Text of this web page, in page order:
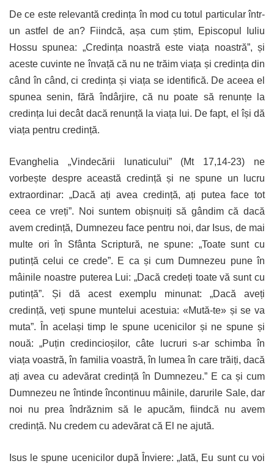
De ce este relevantă credința în mod cu totul particular într-
un astfel de an? Fiindcă, așa cum știm, Episcopul Iuliu
Hossu spunea: „Credința noastră este viața noastră”, și
aceste cuvinte ne învață că nu ne trăim viața și credința din
când în când, ci credința și viața se identifică. De aceea el
spunea senin, fără îndârjire, că nu poate să renunțe la
credința lui decât dacă renunță la viața lui. De fapt, el își dă
viața pentru credință.
Evanghelia „Vindecării lunaticului” (Mt 17,14-23) ne
vorbește despre această credință și ne spune un lucru
extraordinar: „Dacă ați avea credință, ați putea face tot
ceea ce vreți”. Noi suntem obișnuiți să gândim că dacă
avem credință, Dumnezeu face pentru noi, dar Isus, de mai
multe ori în Sfânta Scriptură, ne spune: „Toate sunt cu
putință celui ce crede”. E ca și cum Dumnezeu pune în
mâinile noastre puterea Lui: „Dacă credeți toate vă sunt cu
putință”. Și dă acest exemplu minunat: „Dacă aveți
credință, veți spune muntelui acestuia: «Mută-te» și se va
muta”. În același timp le spune ucenicilor și ne spune și
nouă: „Puțin credincioșilor, câte lucruri s-ar schimba în
viața voastră, în familia voastră, în lumea în care trăiți, dacă
ați avea cu adevărat credință în Dumnezeu.” E ca și cum
Dumnezeu ne întinde încontinuu mâinile, darurile Sale, dar
noi nu prea îndrăznim să le apucăm, fiindcă nu avem
credință. Nu credem cu adevărat că El ne ajută.
Isus le spune ucenicilor după Înviere: „Iată, Eu sunt cu voi